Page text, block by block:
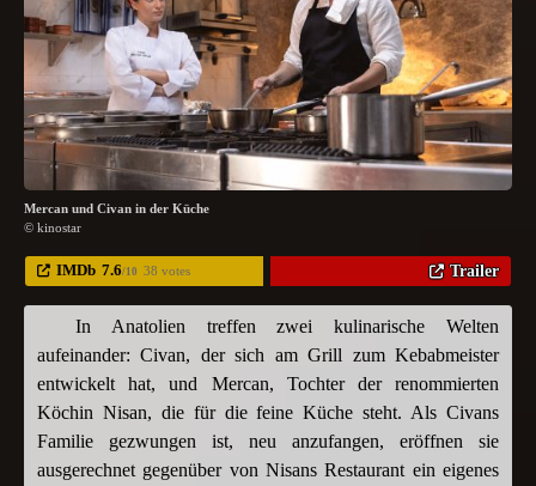
Mercan und Civan in der Küche
© kinostar
IMDb 7.6/10 38 votes Trailer
In Anatolien treffen zwei kulinarische Welten
aufeinander: Civan, der sich am Grill zum Kebabmeister
entwickelt hat, und Mercan, Tochter der renommierten
Köchin Nisan, die für die feine Küche steht. Als Civans
Familie gezwungen ist, neu anzufangen, eröffnen sie
ausgerechnet gegenüber von Nisans Restaurant ein eigenes